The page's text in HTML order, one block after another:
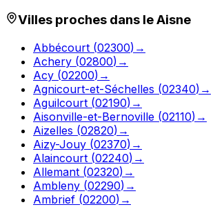
Villes proches dans leAisne
Abbécourt (02300) →
Achery (02800) →
Acy (02200) →
Agnicourt-et-Séchelles (02340) →
Aguilcourt (02190) →
Aisonville-et-Bernoville (02110) →
Aizelles (02820) →
Aizy-Jouy (02370) →
Alaincourt (02240) →
Allemant (02320) →
Ambleny (02290) →
Ambrief (02200) →